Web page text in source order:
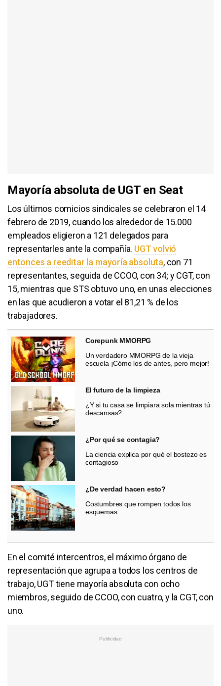
Mayoría absoluta de UGT en Seat
Los últimos comicios sindicales se celebraron el 14
febrero de 2019, cuando los alrededor de 15.000
empleados eligieron a 121 delegados para
representarles ante la compañía. UGT volvió
entonces a reeditar la mayoría absoluta, con 71
representantes, seguida de CCOO, con 34; y CGT, con
15, mientras que STS obtuvo uno, en unas elecciones
en las que acudieron a votar el 81,21 % de los
trabajadores.
Corepunk MMORPG
Un verdadero MMORPG de la vieja
escuela ¡Cómo los de antes, pero mejor!
El futuro de la limpieza
¿Y si tu casa se limpiara sola mientras tú
descansas?
¿Por qué se contagia?
La ciencia explica por qué el bostezo es
contagioso
¿De verdad hacen esto?
Costumbres que rompen todos los
esquemas
En el comité intercentros, el máximo órgano de
representación que agrupa a todos los centros de
trabajo, UGT tiene mayoría absoluta con ocho
miembros, seguido de CCOO, con cuatro, y la CGT, con
uno.